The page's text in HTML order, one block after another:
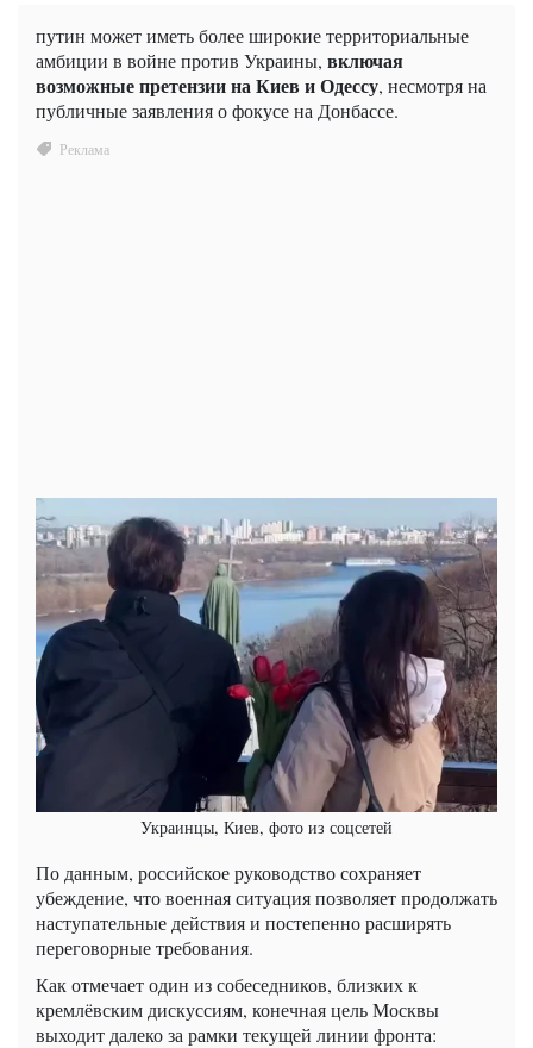
путин может иметь более широкие территориальные
амбиции в войне против Украины, включая
возможные претензии на Киев и Одессу, несмотря на
публичные заявления о фокусе на Донбассе.
Украинцы, Киев, фото из соцсетей
По данным, российское руководство сохраняет
убеждение, что военная ситуация позволяет продолжать
наступательные действия и постепенно расширять
переговорные требования.
Как отмечает один из собеседников, близких к
кремлёвским дискуссиям, конечная цель Москвы
выходит далеко за рамки текущей линии фронта: